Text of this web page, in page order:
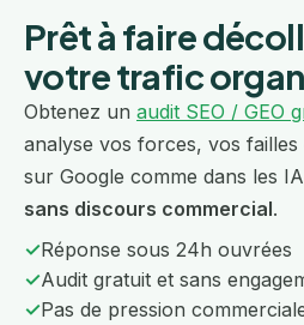
Prêt à faire
votre trafic
Obtenez un audit SEO / GEO
analyse vos forces, vos
sur Google comme dans les
sans discours commercial.
✓Réponse sous 24h ouvrées
✓Audit gratuit et sans
✓Pas de pression